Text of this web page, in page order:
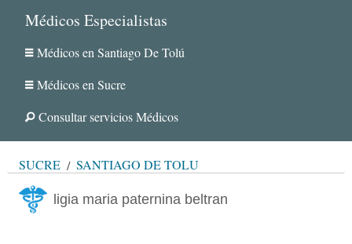
Médicos Especialistas
Médicos en Santiago De Tolú
Médicos en Sucre
Consultar servicios Médicos
SUCRE SANTIAGO DE TOLÚ
ligia maria paternina beltran